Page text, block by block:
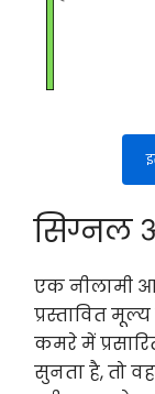
सिग्नल
एक नीलामी
प्रस्तावित
कमरे में
सुनता है, तो